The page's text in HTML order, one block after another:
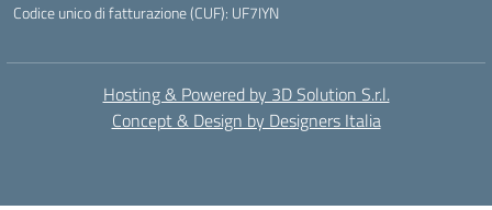
Codice unico di fatturazione (CUF): UF7IYN
Hosting & Powered by 3D Solution S.r.l.
Concept & Design by Designers Italia